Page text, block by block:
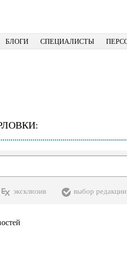
БЛОГИ СПЕЦИАЛИСТЫ
эксклюзив выбор редакции